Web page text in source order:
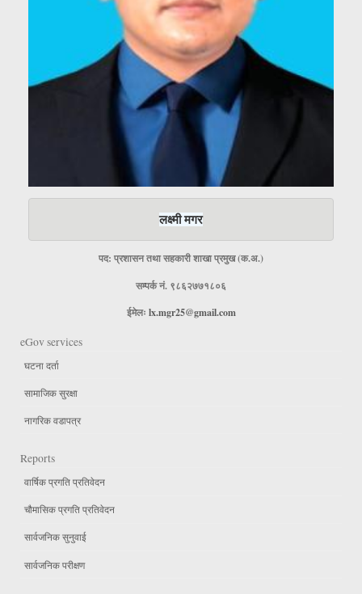
लक्ष्मी मगर
पद: प्रशासन तथा सहकारी शाखा प्रमुख (क.अ.)
सम्पर्क नं. ९८६२७७१८०६
ईमेलः lx.mgr25@gmail.com
eGov services
घटना दर्ता
सामाजिक सुरक्षा
नागरिक वडापत्र
Reports
वार्षिक प्रगति प्रतिवेदन
चौमासिक प्रगति प्रतिवेदन
सार्वजनिक सुनुवाई
सार्वजनिक परीक्षण